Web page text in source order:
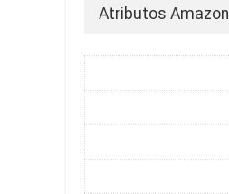
Atributos Amazon